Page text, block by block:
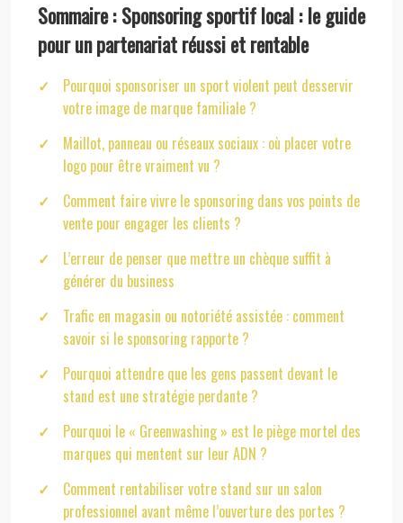
Sommaire : Sponsoring sportif local : le guide
pour un partenariat réussi et rentable
Pourquoi sponsoriser un sport violent peut desservir
votre image de marque familiale ?
Maillot, panneau ou réseaux sociaux : où placer votre
logo pour être vraiment vu ?
Comment faire vivre le sponsoring dans vos points de
vente pour engager les clients ?
L’erreur de penser que mettre un chèque suffit à
générer du business
Trafic en magasin ou notoriété assistée : comment
savoir si le sponsoring rapporte ?
Pourquoi attendre que les gens passent devant le
stand est une stratégie perdante ?
Pourquoi le « Greenwashing » est le piège mortel des
marques qui mentent sur leur ADN ?
Comment rentabiliser votre stand sur un salon
professionnel avant même l’ouverture des portes ?